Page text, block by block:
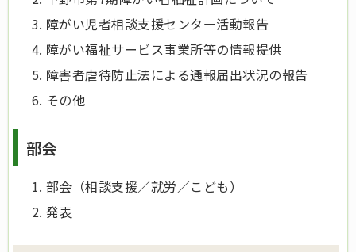
障がい児者相談支援センター活動報告
障がい福祉サービス事業所等の情報提供
障害者虐待防止法による通報届出状況の報告
その他
部会
部会（相談支援／就労／こども）
発表